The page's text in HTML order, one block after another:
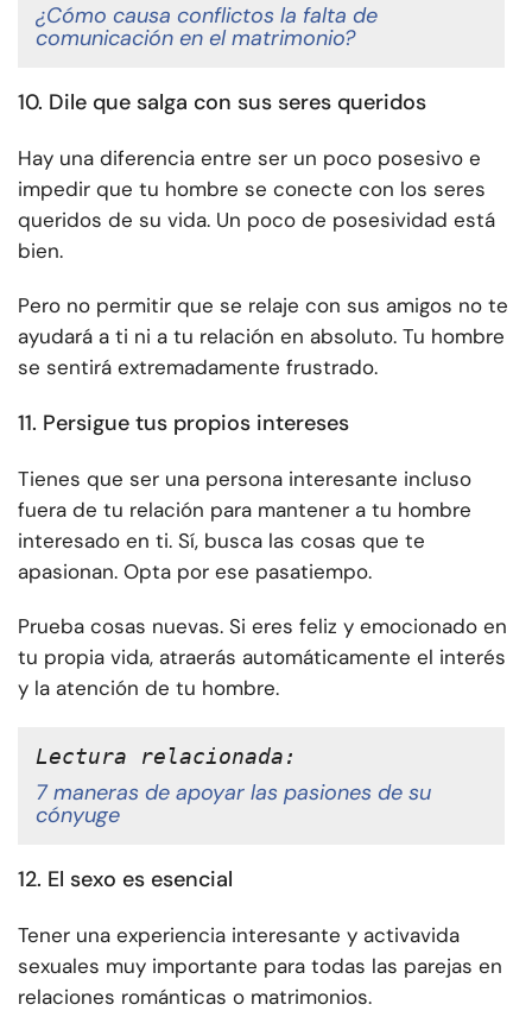
¿Cómo causa conflictos la falta de
comunicación en el matrimonio?
10. Dile que salga con sus seres queridos
Hay una diferencia entre ser un poco posesivo e
impedir que tu hombre se conecte con los seres
queridos de su vida. Un poco de posesividad está
bien.
Pero no permitir que se relaje con sus amigos no te
ayudará a ti ni a tu relación en absoluto. Tu hombre
se sentirá extremadamente frustrado.
11. Persigue tus propios intereses
Tienes que ser una persona interesante incluso
fuera de tu relación para mantener a tu hombre
interesado en ti. Sí, busca las cosas que te
apasionan. Opta por ese pasatiempo.
Prueba cosas nuevas. Si eres feliz y emocionado en
tu propia vida, atraerás automáticamente el interés
y la atención de tu hombre.
Lectura relacionada:
7 maneras de apoyar las pasiones de su
cónyuge
12. El sexo es esencial
Tener una experiencia interesante y activavida
sexuales muy importante para todas las parejas en
relaciones románticas o matrimonios.